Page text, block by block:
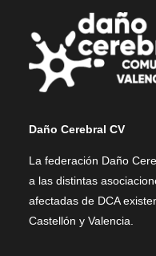
Daño Cerebral CV
La federación Daño
a las distintas
afectadas de DCA
Castellón y Valencia.